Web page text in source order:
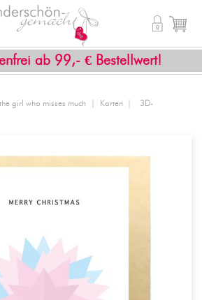
ab 99,- € Bestellwert!
shopping_cart

girl who misses much Karten
3D-